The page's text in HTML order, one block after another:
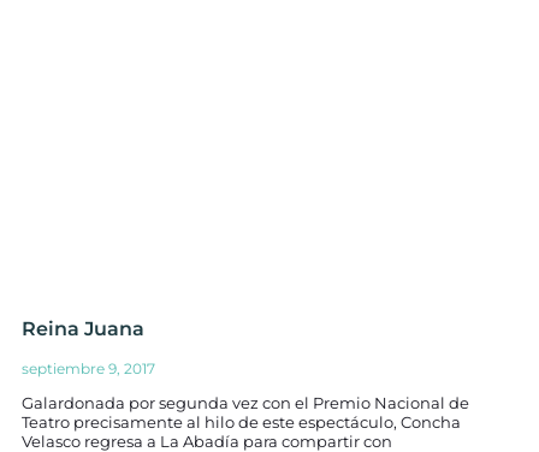
Reina Juana
septiembre 9, 2017
Galardonada por segunda vez con el Premio Nacional de
Teatro precisamente al hilo de este espectáculo, Concha
Velasco regresa a La Abadía para compartir con